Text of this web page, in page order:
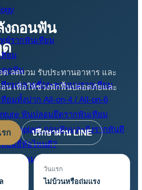
ย์รากฟันเทียม
ทียม
ดูกฟัน
ทียมหลายซี่/สะพานบนรากเทียม
ยมทั้งปาก All-on-4 / All-on-6
ฟันปลอมยึดรากฟันเทียม
Implant ถอนฟันและฝังรากทันที
ทียมยี่ห้อไหนดี?
กฟันเทียม (Dental Implant Price
ถอนฟัน
ลดบวม รับประทานอาหาร และ
น เพื่อให้ช่วงพักฟื้นปลอดภัยและ
ก ปรึกษาผ่าน LINE
วันแรก
ไม่บ้วนหรือถ่มแรง